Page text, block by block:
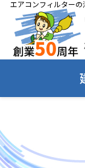
エアコンフィルター